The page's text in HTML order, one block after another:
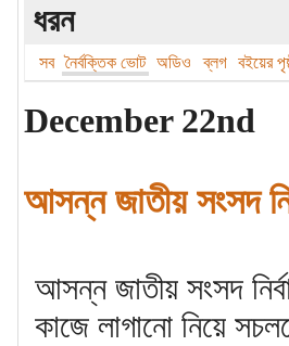
ধরন
সব নৈর্বক্তিক ভোট অডিও ব্লগ বইয়ের
December 22nd
আসন্ন জাতীয় সংসদ
আসন্ন জাতীয় সংসদ
কাজে লাগানো নিয়ে